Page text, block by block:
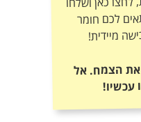
לכם חומר
מיידית!
את הצמח. אל
עכשיו!